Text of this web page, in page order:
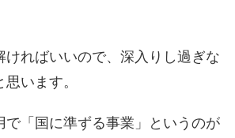
ければいいので、深入りし過ぎな
います。
で「国に準ずる事業」というのが